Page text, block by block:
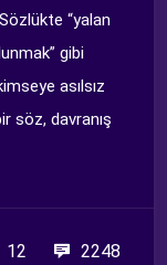
“yalan
gibi
asılsız
söz, davranış
12 2248